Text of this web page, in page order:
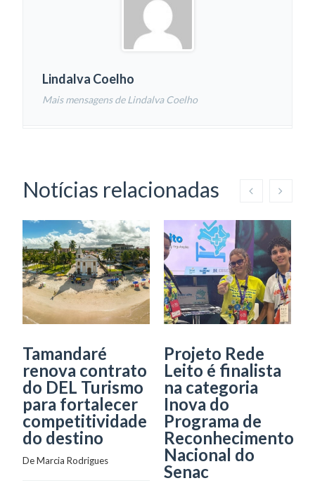
Lindalva Coelho
Mais mensagens de Lindalva Coelho
Notícias relacionadas
Tamandaré
renova contrato
do DEL Turismo
para fortalecer
competitividade
do destino
De Marcia Rodrigues
Projeto Rede
Leito é finalista
na categoria
Inova do
Programa de
Reconhecimento
Nacional do
Senac